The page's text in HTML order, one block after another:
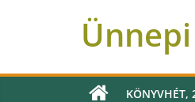
KÖNYVHÉT,